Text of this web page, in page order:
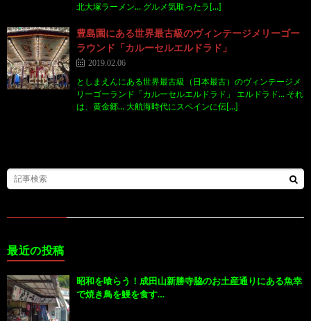
北大塚ラーメン… グルメ気取ったラ[…]
豊島園にある世界最古級のヴィンテージメリーゴー
ラウンド「カルーセルエルドラド」
2019.02.06
としまえんにある世界最古級（日本最古）のヴィンテージメ
リーゴーランド「カルーセルエルドラド」 エルドラド… それ
は、黄金郷… 大航海時代にスペインに伝[…]
最近の投稿
昭和を喰らう！成田山新勝寺脇のお土産通りにある魚幸
で焼き鳥を鰻を食す…